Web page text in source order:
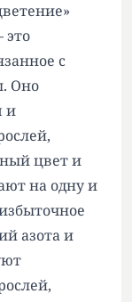
это
с
Оно
и
цвет и
на одну и
азота и